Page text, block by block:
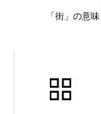
「街」の意